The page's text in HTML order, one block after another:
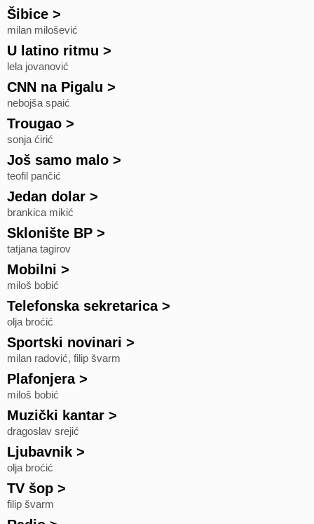
Šibice >
milan milošević
U latino ritmu >
lela jovanović
CNN na Pigalu >
nebojša spaić
Trougao >
sonja ćirić
Još samo malo >
teofil pančić
Jedan dolar >
brankica mikić
Sklonište BP >
tatjana tagirov
Mobilni >
miloš bobić
Telefonska sekretarica>
olja broćić
Sportski novinari >
milan radović, filip švarm
Plafonjera>
miloš bobić
Muzički kantar >
dragoslav srejić
Ljubavnik >
olja broćić
TV šop >
filip švarm